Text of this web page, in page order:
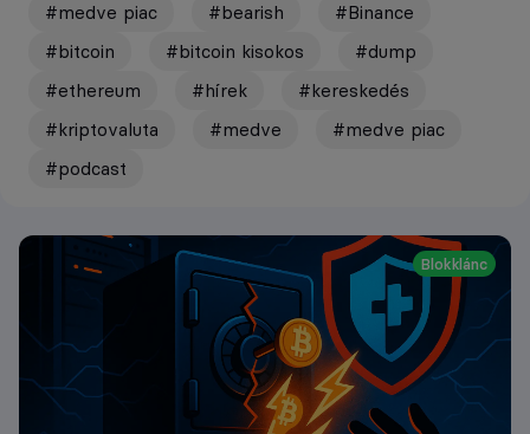
#medve piac #bearish
#Binance
#bitcoin
#bitcoin kisokos
#dump
#ethereum
#hírek
#kereskedés
#kriptovaluta
#medve
#medve piac
#podcast
Blokklánc